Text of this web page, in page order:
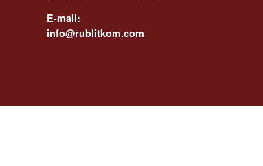
E-mail:
info@rublitkom.com